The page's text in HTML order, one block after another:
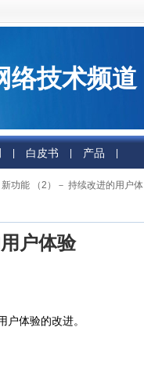
络技术频道
白皮书 产品
功能 （2）－ 持续改进的用户体
户体验
体验的改进。